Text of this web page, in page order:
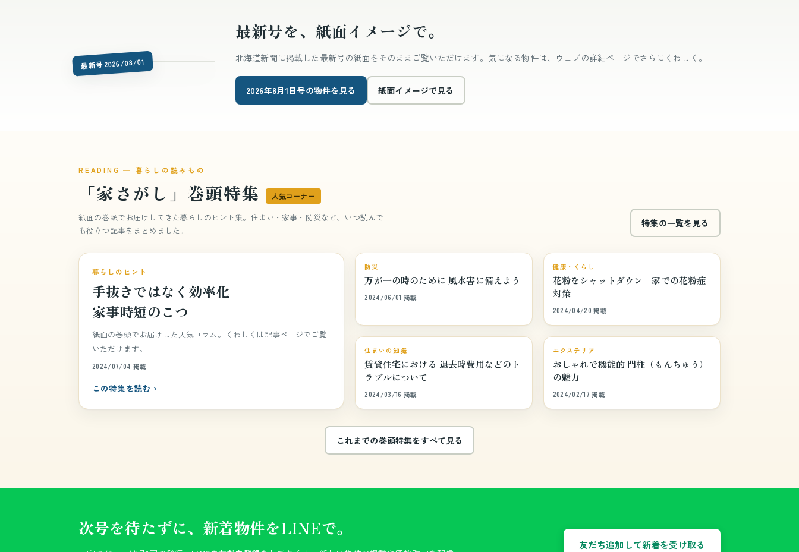
最新号 2026/08/01issue-latest.jpg
最新号を、紙面イメージで。
北海道新聞に掲載した最新号の紙面をそのままご覧いただけます。気になる物件は、ウェブの詳細ページでさらにくわしく。
2026年8月1日号の物件を見る 紙面イメージで見る
READING ─ 暮らしの読みもの
「家さがし」巻頭特集 人気コーナー
紙面の巻頭でお届けしてきた暮らしのヒント集。住まい・家事・防災など、いつ読んで
も役立つ記事をまとめました。
特集の一覧を見る
特集 vol.840
巻頭特集
暮らしのヒント
手抜きではなく効率化
家事時短のこつ
紙面の巻頭でお届けした人気コラム。くわしくは記事ページでご覧
いただけます。
2024/07/04 掲載
この特集を読む ›
巻頭特集
防災
万が一の時のために 風水害に備えよう
2024/06/01 掲載
巻頭特集
健康・くらし
花粉をシャットダウン 家での花粉症
対策
2024/04/20 掲載
巻頭特集
住まいの知識
賃貸住宅における 退去時費用などのト
ラブルについて
2024/03/16 掲載
巻頭特集
エクステリア
おしゃれで機能的 門柱（もんちゅう）
の魅力
2024/02/17 掲載
これまでの巻頭特集をすべて見る
次号を待たずに、新着物件をLINEで。
友だち追加して新着を受け取る